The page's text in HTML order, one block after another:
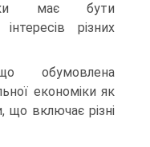
має бути
різних
обумовлена
економіки як
що включає різні